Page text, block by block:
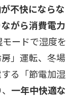
不快にならな
がら消費電力
ードで湿度を
」運転、冬場
る「節電加湿
一年中快適な